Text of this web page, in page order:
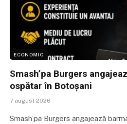
ECONOMIC
Smash’pa Burgers
ospătar în Botoșani
7 august 2026
Smash’pa Burgers angajează